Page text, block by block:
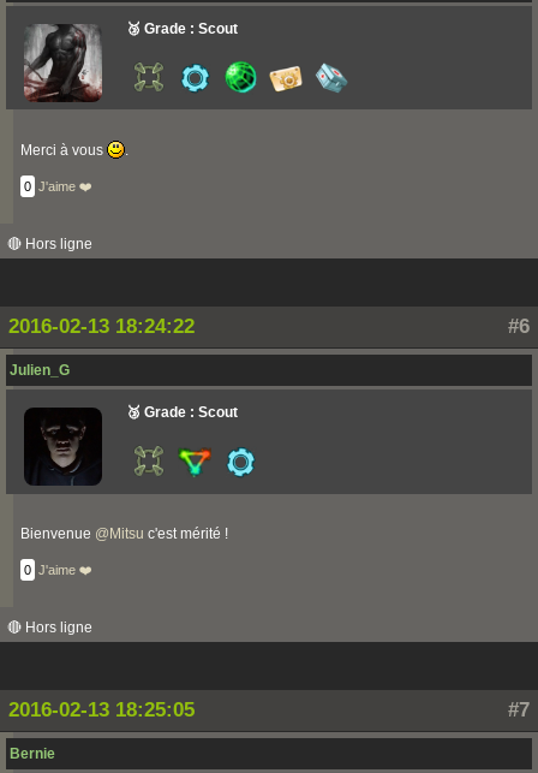
🥉 Grade : Scout
Merci à vous .
0 J'aime ❤️
🔴 Hors ligne
#6
2016-02-13 18:24:22
Julien_G
🥉 Grade : Scout
Bienvenue @Mitsu c'est mérité !
0 J'aime ❤️
🔴 Hors ligne
#7
2016-02-13 18:25:05
Bernie